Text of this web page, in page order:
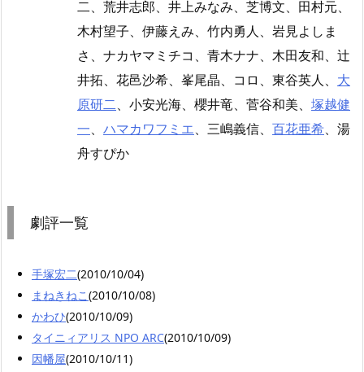
二、荒井志郎、井上みなみ、芝博文、田村元、
木村望子、伊藤えみ、竹内勇人、岩見よしま
さ、ナカヤマミチコ、青木ナナ、木田友和、辻
井拓、花邑沙希、峯尾晶、コロ、東谷英人、 大
原研二、小安光海、櫻井竜、菅谷和美、 塚越健
一、 ハマカワフミエ、三嶋義信、 百花亜希、湯
舟すぴか
劇評一覧
手塚宏二(2010/10/04)
まねきねこ(2010/10/08)
かわひ(2010/10/09)
タイニィアリス NPO ARC(2010/10/09)
因幡屋(2010/10/11)